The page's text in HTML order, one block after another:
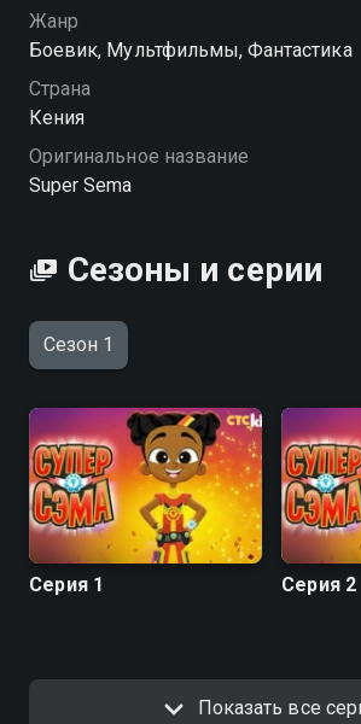
Посмотреть онлайн 1 сезон
можете совершенно бесплатно в
качестве на Смотрёшке
Жанр
Боевик, Мультфильмы, Фантастика
Страна
Кения
Оригинальное название
Super Sema
Сезоны и серии
Сезон 1
Серия 1 Серия 2
Показать все